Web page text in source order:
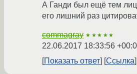
А Ганди был ещё тем
его лишний раз
commagray ★★★★★
22.06.2017 18:33:56
Показать ответ
Ссылка